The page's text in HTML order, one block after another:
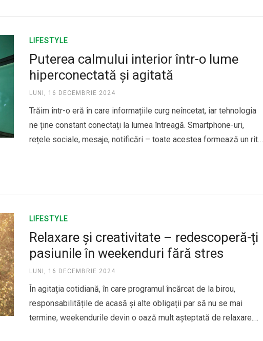
LIFESTYLE
Puterea calmului interior într-o lume
hiperconectată și agitată
LUNI, 16 DECEMBRIE 2024
Trăim într-o eră în care informațiile curg neîncetat, iar tehnologia
ne ține constant conectați la lumea întreagă. Smartphone-uri,
rețele sociale, mesaje, notificări – toate acestea formează un ritm
LIFESTYLE
Relaxare și creativitate – redescoperă-ți
pasiunile în weekenduri fără stres
LUNI, 16 DECEMBRIE 2024
În agitația cotidiană, în care programul încărcat de la birou,
responsabilitățile de acasă și alte obligații par să nu se mai
termine, weekendurile devin o oază mult așteptată de relaxare.